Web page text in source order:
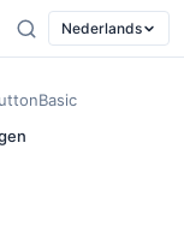
Nederlands